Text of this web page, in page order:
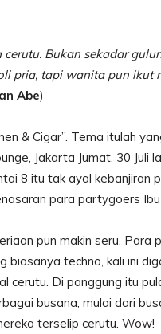
Bukan sekadar
pria, tapi wanita pun
Abe)
& Cigar”. Tema itulah
Jakarta Jumat, 30 Juli
8 itu tak ayal kebanjiran
para partygoers
pun makin seru.
biasanya techno, kali ini
cerutu. Di panggung itu
busana, mulai dari
terselip cerutu. Wow!